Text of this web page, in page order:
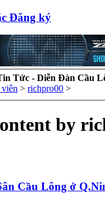
Đăng ký
Tức - Diễn Đàn Cầu
viên > richpro00 >
by
Cầu Lông ở